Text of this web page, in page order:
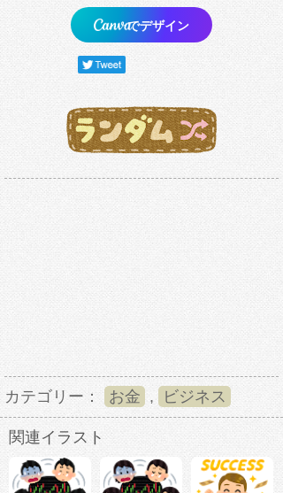
でデザイン
カテゴリー： お金 , ビジネス
関連イラスト